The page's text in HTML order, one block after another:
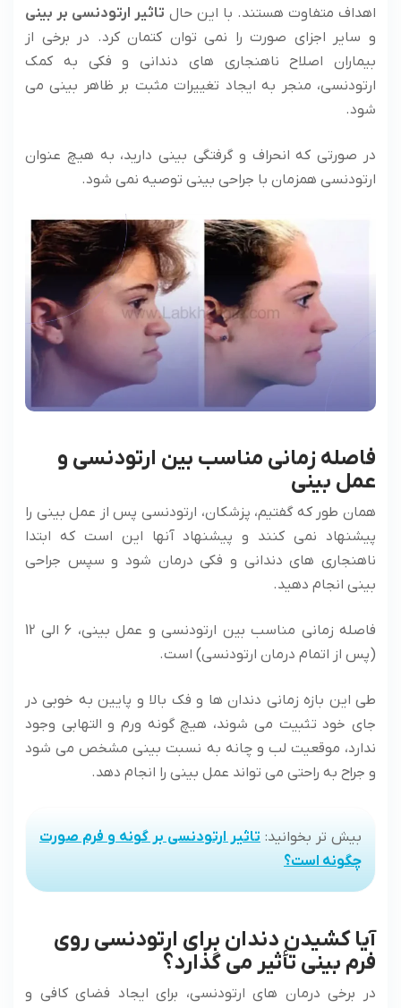
اهداف متفاوت هستند. با این حال تاثیر ارتودنسی بر بینی
و سایر اجزای صورت را نمی توان کتمان کرد. در برخی از
بیماران اصلاح ناهنجاری های دندانی و فکی به کمک
ارتودنسی، منجر به ایجاد تغییرات مثبت بر ظاهر بینی می
شود.
در صورتی که انحراف و گرفتگی بینی دارید، به هیچ عنوان
ارتودنسی همزمان با جراحی بینی توصیه نمی شود.
فاصله زمانی مناسب بین ارتودنسی و
عمل بینی
همان طور که گفتیم، پزشکان، ارتودنسی پس از عمل بینی را
پیشنهاد نمی کنند و پیشنهاد آنها این است که ابتدا
ناهنجاری های دندانی و فکی درمان شود و سپس جراحی
بینی انجام دهید.
فاصله زمانی مناسب بین ارتودنسی و عمل بینی، 6 الی 12
(پس از اتمام درمان ارتودنسی) است.
طی این بازه زمانی دندان ها و فک بالا و پایین به خوبی در
جای خود تثبیت می شوند، هیچ گونه ورم و التهابی وجود
ندارد، موقعیت لب و چانه به نسبت بینی مشخص می شود
و جراح به راحتی می تواند عمل بینی را انجام دهد.
بیش تر بخوانید: تاثیر ارتودنسی بر گونه و فرم صورت
چگونه است؟
آیا کشیدن دندان برای ارتودنسی روی
فرم بینی تأثیر می‌ گذارد؟
در برخی درمان‌ های ارتودنسی، برای ایجاد فضای کافی و